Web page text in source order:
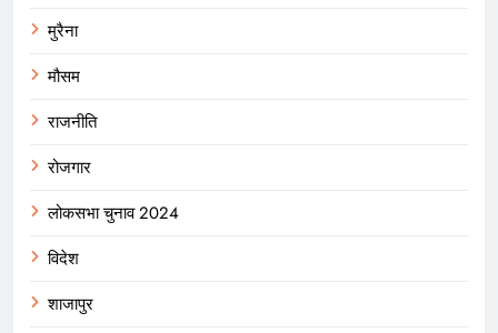
मुरैना
मौसम
राजनीति
रोजगार
लोकसभा चुनाव 2024
विदेश
शाजापुर